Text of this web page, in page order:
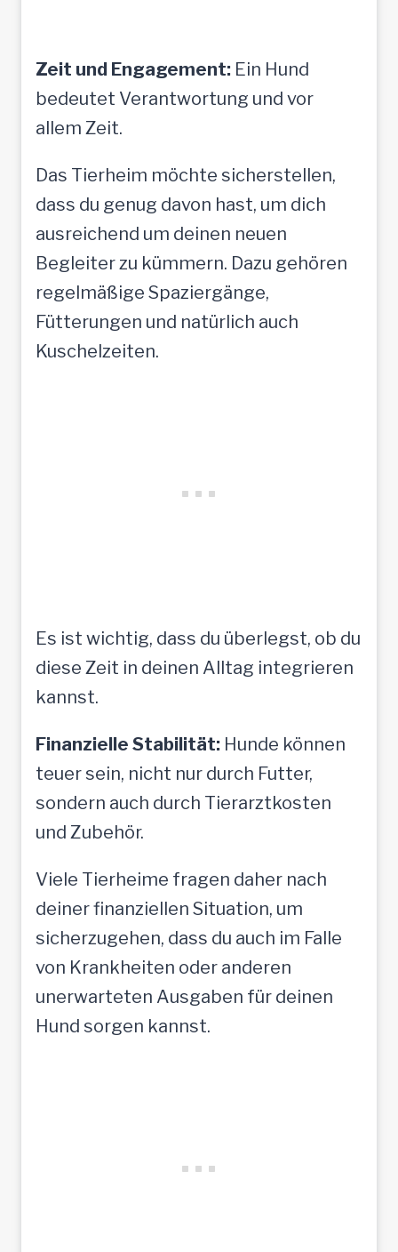
Zeit und Engagement: Ein Hund
bedeutet Verantwortung und vor
allem Zeit.
Das Tierheim möchte sicherstellen,
dass du genug davon hast, um dich
ausreichend um deinen neuen
Begleiter zu kümmern. Dazu gehören
regelmäßige Spaziergänge,
Fütterungen und natürlich auch
Kuschelzeiten.
Es ist wichtig, dass du überlegst, ob du
diese Zeit in deinen Alltag integrieren
kannst.
Finanzielle Stabilität: Hunde können
teuer sein, nicht nur durch Futter,
sondern auch durch Tierarztkosten
und Zubehör.
Viele Tierheime fragen daher nach
deiner finanziellen Situation, um
sicherzugehen, dass du auch im Falle
von Krankheiten oder anderen
unerwarteten Ausgaben für deinen
Hund sorgen kannst.